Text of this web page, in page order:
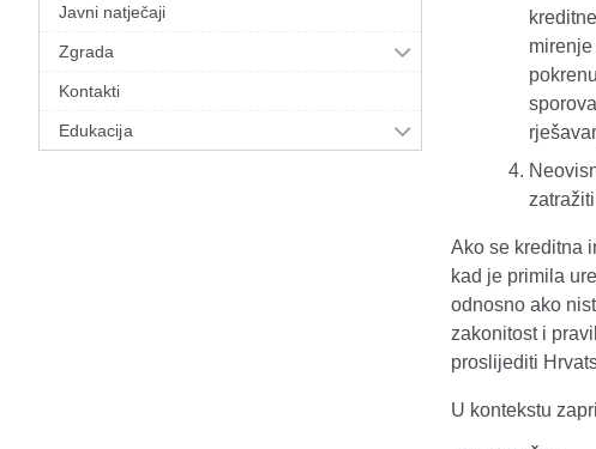
Javni natječaji
Zgrada
Kontakti
Edukacija
Ako se kreditna
kad je primila
odnosno ako
zakonitost i
proslijediti
U kontekstu